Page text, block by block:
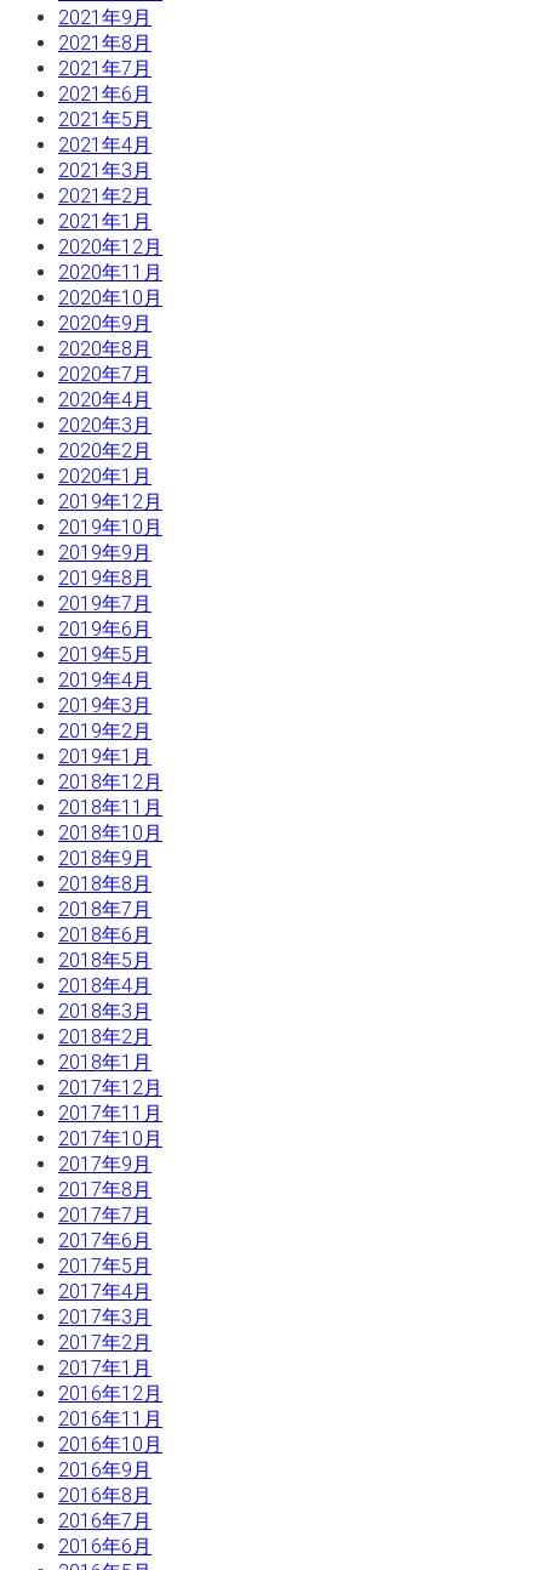
2021年9月
2021年8月
2021年7月
2021年6月
2021年5月
2021年4月
2021年3月
2021年2月
2021年1月
2020年12月
2020年11月
2020年10月
2020年9月
2020年8月
2020年7月
2020年4月
2020年3月
2020年2月
2020年1月
2019年12月
2019年10月
2019年9月
2019年8月
2019年7月
2019年6月
2019年5月
2019年4月
2019年3月
2019年2月
2019年1月
2018年12月
2018年11月
2018年10月
2018年9月
2018年8月
2018年7月
2018年6月
2018年5月
2018年4月
2018年3月
2018年2月
2018年1月
2017年12月
2017年11月
2017年10月
2017年9月
2017年8月
2017年7月
2017年6月
2017年5月
2017年4月
2017年3月
2017年2月
2017年1月
2016年12月
2016年11月
2016年10月
2016年9月
2016年8月
2016年7月
2016年6月